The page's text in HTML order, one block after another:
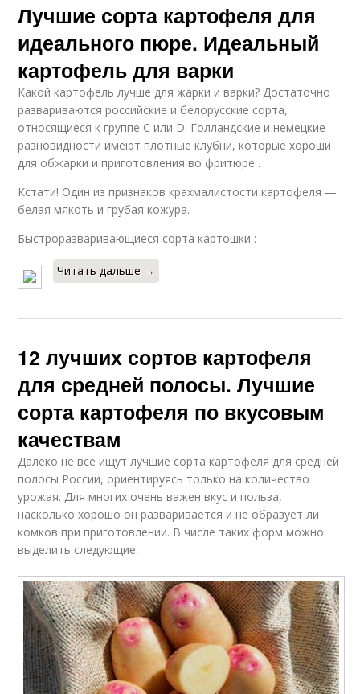
Лучшие сорта картофеля для
идеального пюре. Идеальный
картофель для варки
Какой картофель лучше для жарки и варки? Достаточно
развариваются российские и белорусские сорта,
относящиеся к группе C или D. Голландские и немецкие
разновидности имеют плотные клубни, которые хороши
для обжарки и приготовления во фритюре .
Кстати! Один из признаков крахмалистости картофеля —
белая мякоть и грубая кожура.
Быстроразваривающиеся сорта картошки :
Читать дальше →
12 лучших сортов картофеля
для средней полосы. Лучшие
сорта картофеля по вкусовым
качествам
Далеко не все ищут лучшие сорта картофеля для средней
полосы России, ориентируясь только на количество
урожая. Для многих очень важен вкус и польза,
насколько хорошо он разваривается и не образует ли
комков при приготовлении. В числе таких форм можно
выделить следующие.